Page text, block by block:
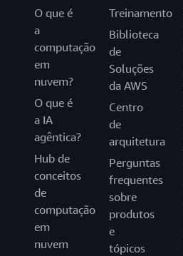
O que é
a
computação
em
nuvem?
O que é
a IA
agêntica?
Hub de
conceitos
de
computação
em
nuvem
Treinamento
Biblioteca
de
Soluções
da AWS
Centro
de
arquitetura
Perguntas
frequentes
sobre
produtos
e
tópicos